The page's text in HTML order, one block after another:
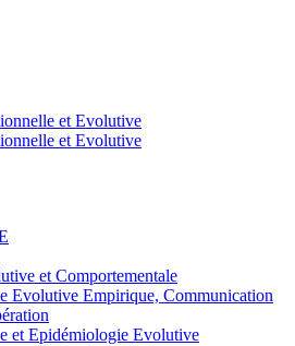
et Comportementale
Evolutive Empirique, Communication
et Epidémiologie Evolutive